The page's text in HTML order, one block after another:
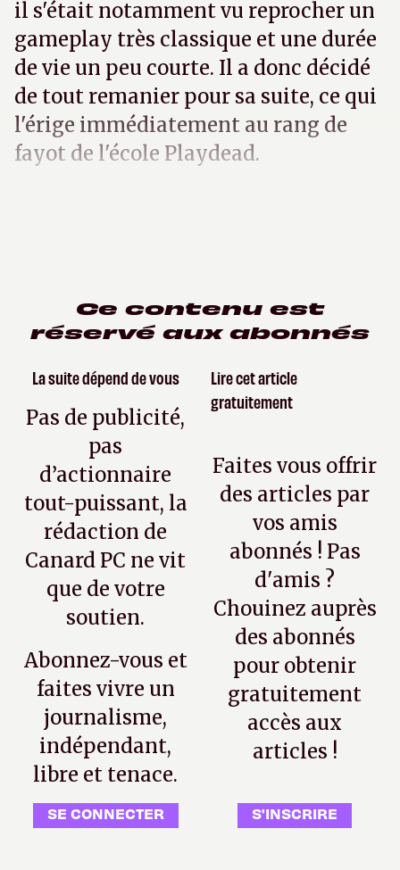
il s'était notamment vu reprocher un
gameplay très classique et une durée
de vie un peu courte. Il a donc décidé
de tout remanier pour sa suite, ce qui
l'érige immédiatement au rang de
fayot de l'école Playdead.
Ce contenu est
réservé aux abonnés
La suite dépend de vous
Pas de publicité,
pas
d’actionnaire
tout-puissant, la
rédaction de
Canard PC ne vit
que de votre
soutien.
Abonnez-vous et
faites vivre un
journalisme,
indépendant,
libre et tenace.
SE CONNECTER
Lire cet article
gratuitement
Faites vous offrir
des articles par
vos amis
abonnés ! Pas
d'amis ?
Chouinez auprès
des abonnés
pour obtenir
gratuitement
accès aux
articles !
S'INSCRIRE